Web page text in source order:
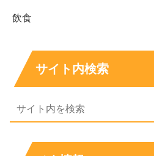
所 属：サントリーサンバー
このように、髙橋藍さんのお兄
飲食
サイト内検索